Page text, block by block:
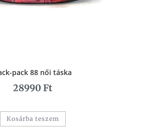
pack 88 női táska
28990 Ft
Kosárba teszem